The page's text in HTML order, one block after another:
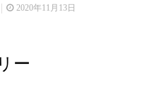
2020年11月13日
ー